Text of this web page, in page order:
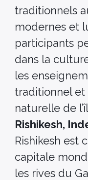
traditionnels
modernes et
participants
dans la
les
traditionnel
naturelle de
Rishikesh,
Rishikesh est
capitale
les rives du